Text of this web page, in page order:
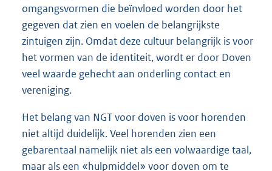
omgangsvormen die beïnvloed worden door het
gegeven dat zien en voelen de belangrijkste
zintuigen zijn. Omdat deze cultuur belangrijk is voor
het vormen van de identiteit, wordt er door Doven
veel waarde gehecht aan onderling contact en
vereniging.
Het belang van NGT voor doven is voor horenden
niet altijd duidelijk. Veel horenden zien een
gebarentaal namelijk niet als een volwaardige taal,
maar als een «hulpmiddel» voor doven om te